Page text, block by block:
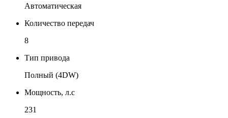
Автоматическая
Количество передач
8
Тип привода
Полный (4DW)
Мощность, л.с
231